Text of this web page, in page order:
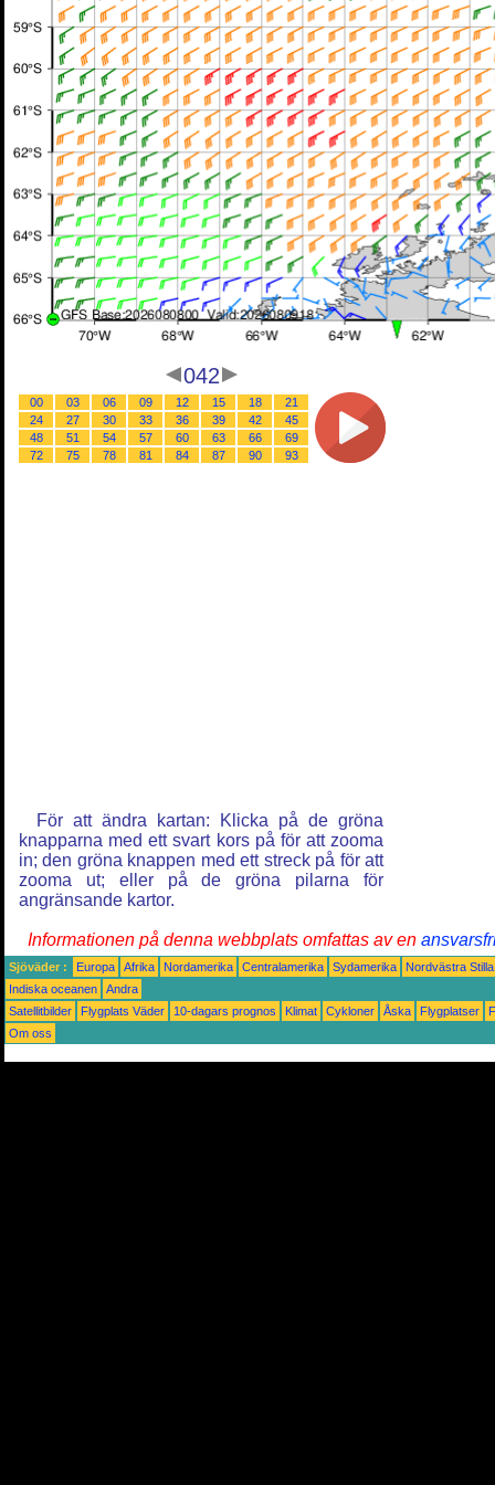
042
00 03 06 09 12 15 18
21
24
27 30 33 36 39 42
45
48
51 54 57 60 63 66
69
72
75 78 81 84 87 90 93
För att ändra kartan: Klicka på de gröna
knapparna med ett svart kors på för att zooma
in; den gröna knappen med ett streck på för att
zooma ut; eller på de gröna pilarna för
angränsande kartor.
Informationen på denna webbplats omfattas av en
Sjöväder : Europa Afrika Nordamerika Centralamerika Sydamerika
Nordvästra
Indiska oceanen
Andra
Satellitbilder
Flygplats Väder 10-dagars prognos Klimat Cykloner Åska Flygplatser
Om oss